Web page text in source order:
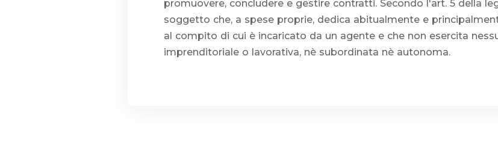
promuovere, concludere e gestire contratti. Secondo l'art. 5 della
soggetto che, a spese proprie, dedica abitualmente e
al compito di cui è incaricato da un agente e che non esercita
imprenditoriale o lavorativa, nè subordinata nè autonoma.